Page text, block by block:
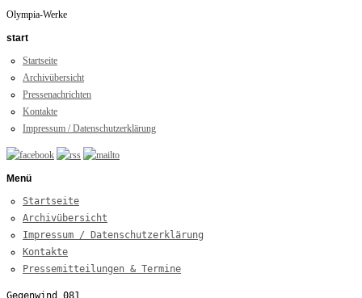
Olympia-Werke
start
Startseite
Archivübersicht
Pressenachrichten
Kontakte
Impressum / Datenschutzerklärung
Menü
Startseite
Archivübersicht
Impressum / Datenschutzerklärung
Kontakte
Pressemitteilungen & Termine
Gegenwind 081